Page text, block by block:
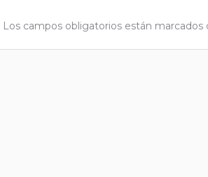
Los campos obligatorios están